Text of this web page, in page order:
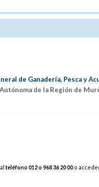
de Ganadería, Pesca y
de la Región de
alteléfono 012 o 968 36 2000 o